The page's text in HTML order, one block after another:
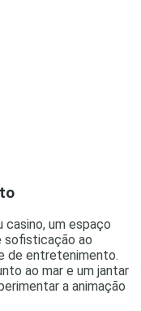
casino, um espaço
sofisticação ao
de entretenimento.
ao mar e um jantar
a animação